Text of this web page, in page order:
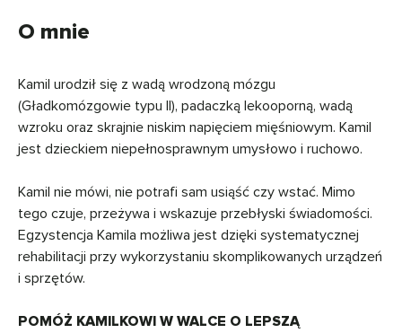
O mnie
Kamil urodził się z wadą wrodzoną mózgu
(Gładkomózgowie typu II), padaczką lekooporną, wadą
wzroku oraz skrajnie niskim napięciem mięśniowym. Kamil
jest dzieckiem niepełnosprawnym umysłowo i ruchowo.
Kamil nie mówi, nie potrafi sam usiąść czy wstać. Mimo
tego czuje, przeżywa i wskazuje przebłyski świadomości.
Egzystencja Kamila możliwa jest dzięki systematycznej
rehabilitacji przy wykorzystaniu skomplikowanych urządzeń
i sprzętów.
POMÓŻ KAMILKOWI W WALCE O LEPSZĄ